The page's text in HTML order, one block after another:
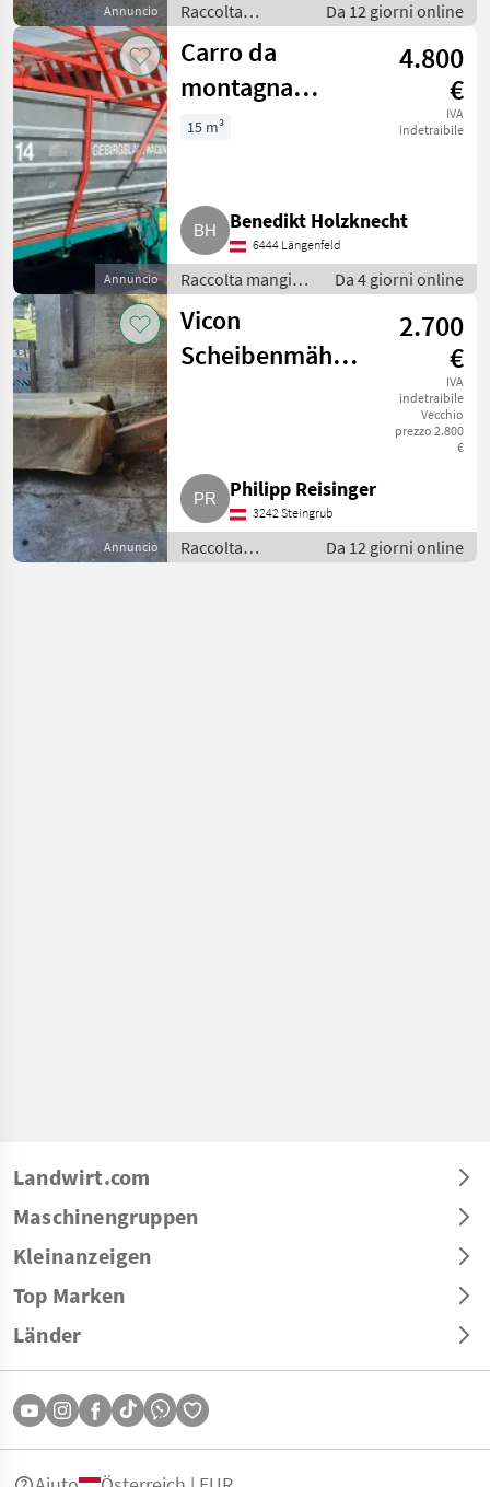
Annuncio
Raccolta
mangimi /
Autocaricanti
Da 12 giorni online
Annuncio
Carro da
montagna
Waldhofer LW 14
4.800
€
IVA
indetraibile
15 m³
Benedikt Holzknecht
6444 Längenfeld
Raccolta mangimi
/ Autocaricanti
Da 4 giorni online
Annuncio
Vicon
Scheibenmähwerk
2.700
€
IVA
indetraibile
Vecchio
prezzo 2.800
€
Philipp Reisinger
3242 Steingrub
Raccolta
mangimi /
Da 12 giorni online
Landwirt.com
Maschinengruppen
Kleinanzeigen
Top Marken
Länder